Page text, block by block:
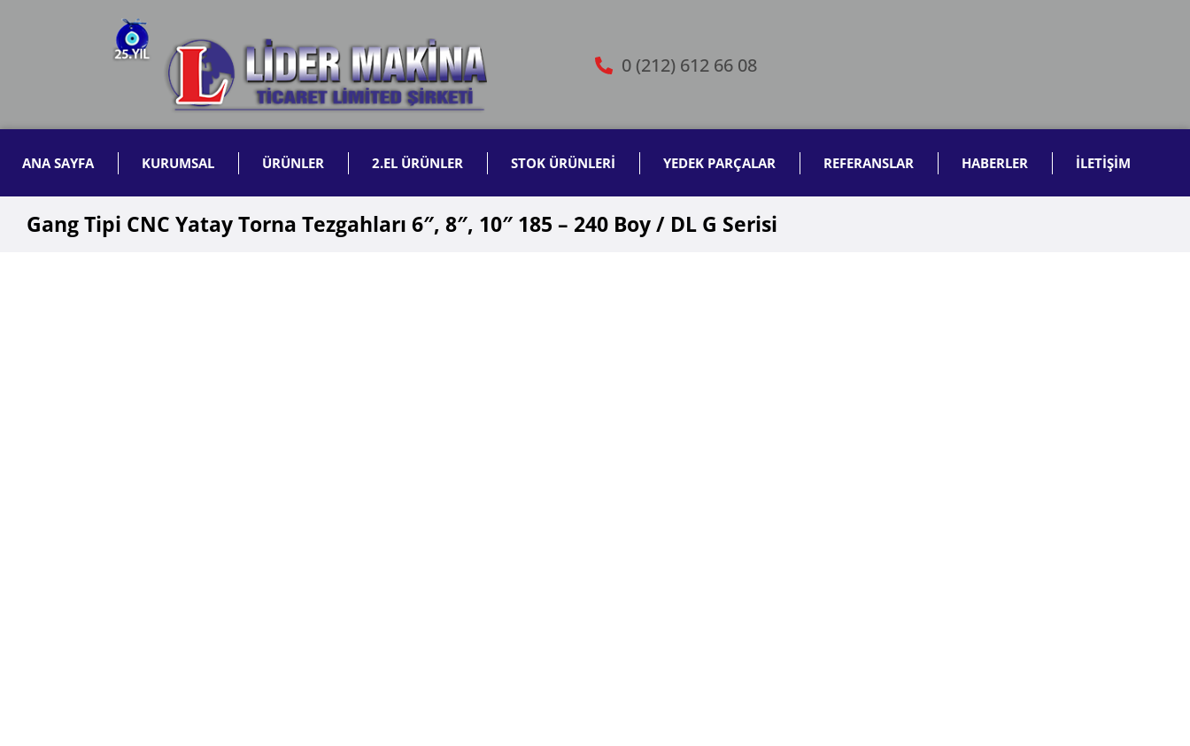
0 (212) 612 66 08
ANA SAYFA KURUMSAL ÜRÜNLER 2.EL ÜRÜNLER STOK ÜRÜNLERİ YEDEK PARÇALAR REFERANSLAR HABERLER İLETİŞİM
Gang Tipi CNC Yatay Torna Tezgahları 6″, 8″, 10″ 185 – 240 Boy / DL G Serisi